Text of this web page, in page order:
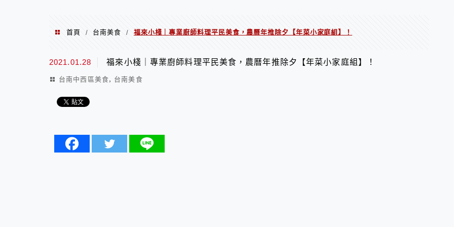
首頁 / 台南美食 / 福來小棧｜專業廚師料理平民美食，農曆年推除夕【年菜小家庭組】！
2021.01.28 福來小棧｜專業廚師料理平民美食，農曆年推除夕【年菜小家庭組】！
台南中西區美食, 台南美食